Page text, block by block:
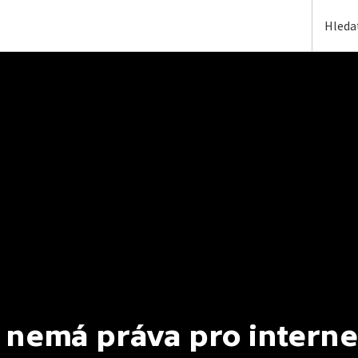
nemá práva pro